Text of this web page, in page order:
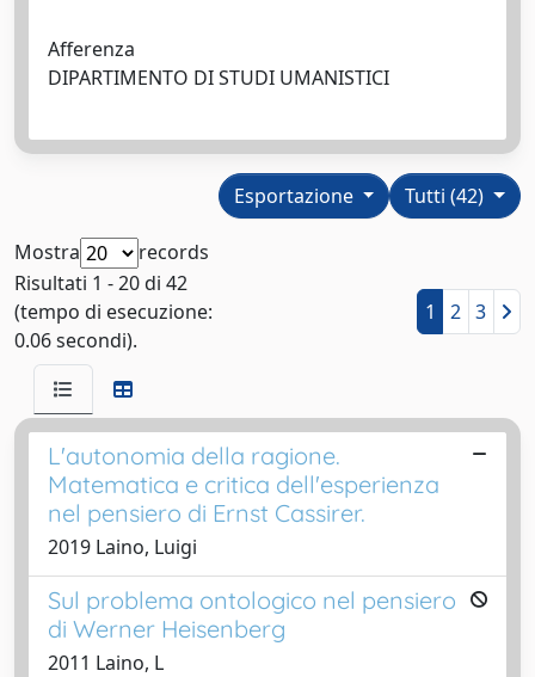
Afferenza
DIPARTIMENTO DI STUDI UMANISTICI
Tutti (42)
Esportazione
Mostra
records
Risultati 1 - 20 di 42
(tempo di esecuzione:
0.06 secondi).
1 2 3
L'autonomia della ragione.
Matematica e critica dell'esperienza
nel pensiero di Ernst Cassirer.
2019 Laino, Luigi
Sul problema ontologico nel pensiero
di Werner Heisenberg
2011 Laino, L